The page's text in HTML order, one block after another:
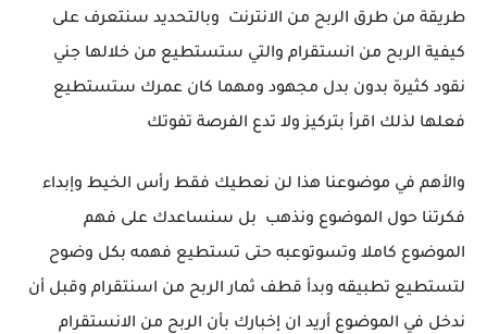
طريقة من طرق الربح من الانترنت وبالتحديد سنتعرف على
كيفية الربح من انستقرام والتي ستستطيع من خلالها جني
نقود كثيرة بدون بدل مجهود ومهما كان عمرك ستستطيع
فعلها لذلك اقرأ بتركيز ولا تدع الفرصة تفوتك
والأهم في موضوعنا هذا لن نعطيك فقط رأس الخيط وإبداء
فكرتنا حول الموضوع ونذهب بل سنساعدك على فهم
الموضوع كاملا وتسوتوعبه حتى تستطيع فهمه بكل وضوح
لتستطيع تطبيقه وبدأ قطف ثمار الربح من اسنتقرام وقبل أن
ندخل في الموضوع أريد ان إخبارك بأن الربح من الانستقرام